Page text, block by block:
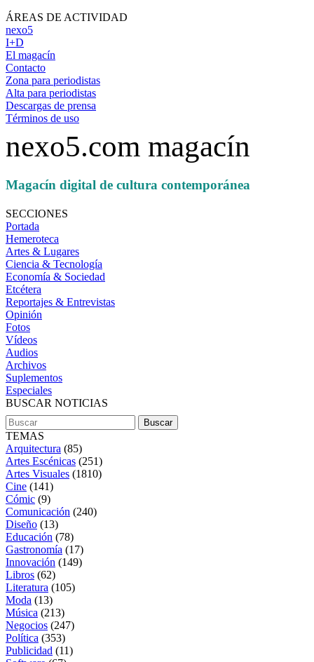
ÁREAS DE ACTIVIDAD
nexo5
I+D
El magacín
Contacto
Zona para periodistas
Alta para periodistas
Descargas de prensa
Términos de uso
nexo5.com magacín
Magacín digital de cultura contemporánea
SECCIONES
Portada
Hemeroteca
Artes & Lugares
Ciencia & Tecnología
Economía & Sociedad
Etcétera
Reportajes & Entrevistas
Opinión
Fotos
Vídeos
Audios
Archivos
Suplementos
Especiales
BUSCAR NOTICIAS
TEMAS
Arquitectura (85)
Artes Escénicas (251)
Artes Visuales (1810)
Cine (141)
Cómic (9)
Comunicación (240)
Diseño (13)
Educación (78)
Gastronomía (17)
Innovación (149)
Libros (62)
Literatura (105)
Moda (13)
Música (213)
Negocios (247)
Política (353)
Publicidad (11)